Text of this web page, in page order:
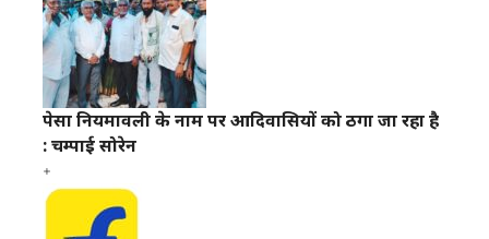
पेसा नियमावली के नाम पर आदिवासियों को ठगा जा रहा है
: चम्पाई सोरेन